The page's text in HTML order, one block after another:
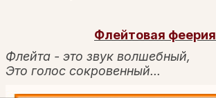
Флейтовая феерия
Флейта - это звук волшебный,
Это голос сокровенный...